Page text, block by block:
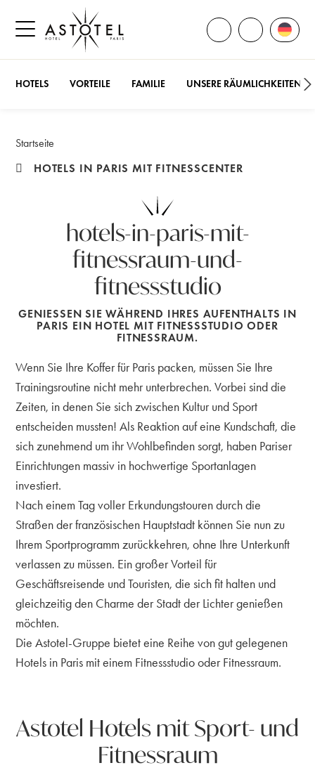
Seitenmenü öffnen
ALLE KONTAKTE
RUFEN SIE
HOTELS VORTEILE FAMILIE UNSERE RÄUMLICHKEITEN
Startseite
HOTELS IN PARIS MIT FITNESSCENTER
hotels-in-paris-mit-
fitnessraum-und-
fitnessstudio
GENIESSEN SIE WÄHREND IHRES AUFENTHALTS IN P
ARIS EIN HOTEL MIT FITNESSSTUDIO ODER F
ITNESSRAUM.
Wenn Sie Ihre Koffer für Paris packen, müssen Sie Ihre
Trainingsroutine nicht mehr unterbrechen. Vorbei sind die
Zeiten, in denen Sie sich zwischen Kultur und Sport
entscheiden mussten! Als Reaktion auf eine Kundschaft, die
sich zunehmend um ihr Wohlbefinden sorgt, haben Pariser
Einrichtungen massiv in hochwertige Sportanlagen
investiert.
Nach einem Tag voller Erkundungstouren durch die
Straßen der französischen Hauptstadt können Sie nun zu
Ihrem Sportprogramm zurückkehren, ohne Ihre Unterkunft
verlassen zu müssen. Ein großer Vorteil für
Geschäftsreisende und Touristen, die sich fit halten und
gleichzeitig den Charme der Stadt der Lichter genießen
möchten.
Die Astotel-Gruppe bietet eine Reihe von gut gelegenen
Hotels in Paris mit einem Fitnessstudio oder Fitnessraum.
Astotel Hotels mit Sport- und
Fitnessraum